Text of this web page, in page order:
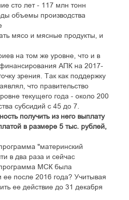
сто лет - 117 млн тонн
объемы производства
мясо и мясные продукты, и
на том же уровне, что и в
АПК на 2017-
зрения. Так как поддержку
что правительство
текущего года - около 200
субсидий с 45 до 7.
получить из него выплату
в размере 5 тыс. рублей,
"материнский
в два раза и сейчас
МСК была
ее после 2016 года? Учитывая
ее действие до 31 декабря